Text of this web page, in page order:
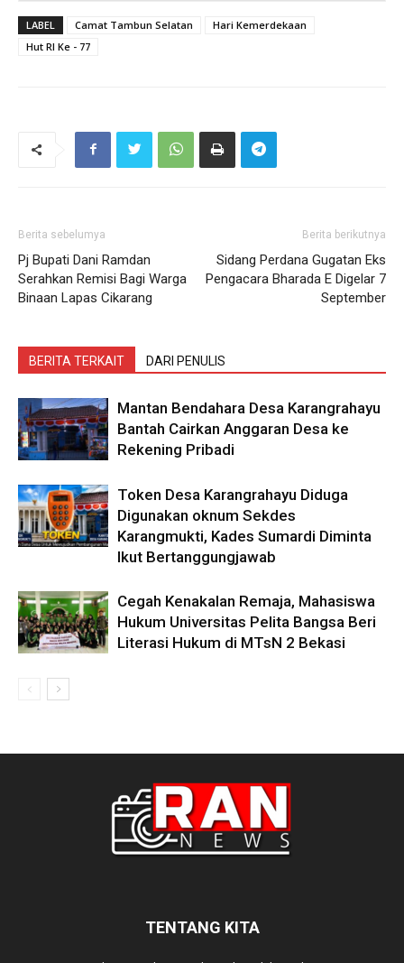
LABEL Camat Tambun Selatan
Hari Kemerdekaan
Hut RI Ke - 77
Berita sebelumya
Pj Bupati Dani Ramdan
Serahkan Remisi Bagi Warga
Binaan Lapas Cikarang
Berita berikutnya
Sidang Perdana Gugatan Eks
Pengacara Bharada E Digelar 7
September
BERITA TERKAIT DARI PENULIS
Mantan Bendahara Desa Karangrahayu
Bantah Cairkan Anggaran Desa ke
Rekening Pribadi
Token Desa Karangrahayu Diduga
Digunakan oknum Sekdes
Karangmukti, Kades Sumardi Diminta
Ikut Bertanggungjawab
Cegah Kenakalan Remaja, Mahasiswa
Hukum Universitas Pelita Bangsa Beri
Literasi Hukum di MTsN 2 Bekasi
TENTANG KITA